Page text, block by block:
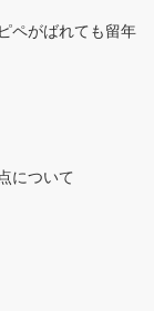
ペがばれても留年
について